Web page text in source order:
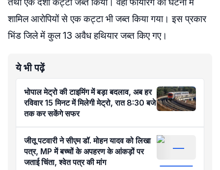
शामिल आरोपियों से एक कट्टा भी जब्त किया गया। इस प्रकार
भिंड जिले में कुल 13 अवैध हथियार जब्‍त किए गए।
ये भी पढ़ें
भोपाल मेट्रो की टाइमिंग में बड़ा बदलाव, अब हर
रविवार 15 मिनट में मिलेगी मेट्रो, रात 8:30 बजे
तक कर सकेंगे सफर
जीतू पटवारी ने सीएम डॉ. मोहन यादव को लिखा
पत्र, MP में बच्चों के अपहरण के आंकड़ों पर
जताई चिंता, श्वेत पत्र की मांग